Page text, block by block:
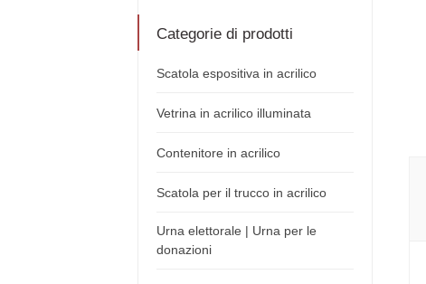
Categorie di prodotti
Scatola espositiva in acrilico
Vetrina in acrilico illuminata
Contenitore in acrilico
Scatola per il trucco in acrilico
Urna elettorale | Urna per le
donazioni